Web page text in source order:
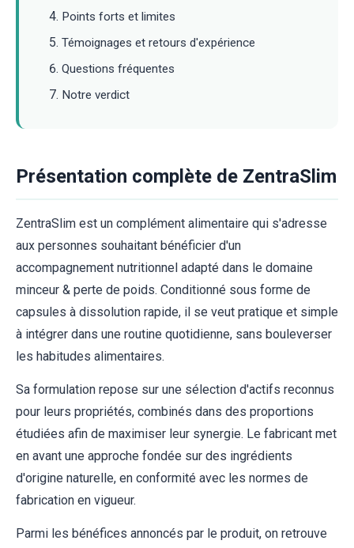
Points forts et limites
Témoignages et retours d'expérience
Questions fréquentes
Notre verdict
Présentation complète de ZentraSlim
ZentraSlim est un complément alimentaire qui s'adresse
aux personnes souhaitant bénéficier d'un
accompagnement nutritionnel adapté dans le domaine
minceur & perte de poids. Conditionné sous forme de
capsules à dissolution rapide, il se veut pratique et simple
à intégrer dans une routine quotidienne, sans bouleverser
les habitudes alimentaires.
Sa formulation repose sur une sélection d'actifs reconnus
pour leurs propriétés, combinés dans des proportions
étudiées afin de maximiser leur synergie. Le fabricant met
en avant une approche fondée sur des ingrédients
d'origine naturelle, en conformité avec les normes de
fabrication en vigueur.
Parmi les bénéfices annoncés par le produit, on retrouve